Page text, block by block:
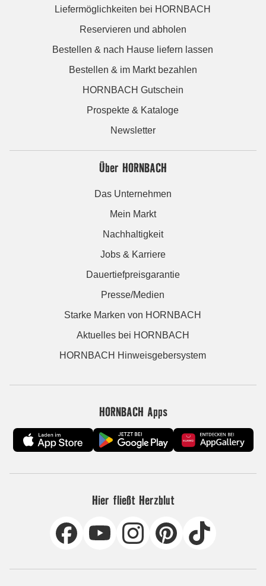
Liefermöglichkeiten bei HORNBACH
Reservieren und abholen
Bestellen & nach Hause liefern lassen
Bestellen & im Markt bezahlen
HORNBACH Gutschein
Prospekte & Kataloge
Newsletter
Über HORNBACH
Das Unternehmen
Mein Markt
Nachhaltigkeit
Jobs & Karriere
Dauertiefpreisgarantie
Presse/Medien
Starke Marken von HORNBACH
Aktuelles bei HORNBACH
HORNBACH Hinweisgebersystem
HORNBACH Apps
Hier fließt Herzblut